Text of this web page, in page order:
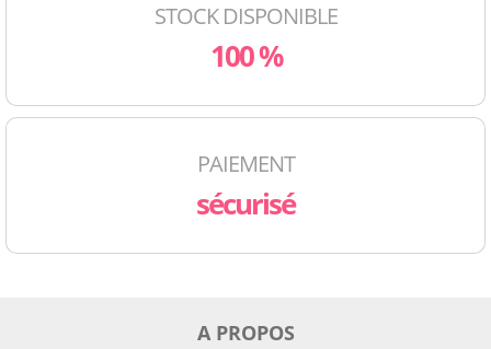
STOCK DISPONIBLE
100 %
PAIEMENT
sécurisé
A PROPOS